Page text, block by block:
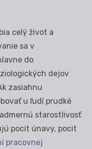
celý život a
sa v
do
dejov
zasiahnu
u ľudí prudké
starostlivosť
pocit únavy, pocit
pracovnej